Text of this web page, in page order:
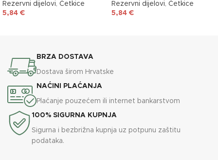
Rezervni dijelovi, Četkice
5,84 €
Rezervni dijelovi, Četkice
5,84 €
BRZA DOSTAVA
Dostava širom Hrvatske
NAĆINI PLAĆANJA
Plaćanje pouzećem ili internet bankarstvom
100% SIGURNA KUPNJA
Sigurna i bezbrižna kupnja uz potpunu zaštitu
podataka.